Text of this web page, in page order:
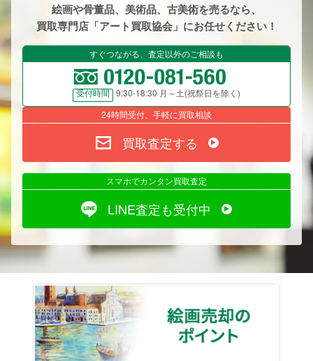
絵画や骨董品、美術品、古美術を売るなら、
買取専門店「アート買取協会」にお任せください！
すぐつながる、査定以外のご相談も
受付時間
9:30-18:30 月～土(祝祭日を除く)
24時間受付、手軽に買取相談
買取査定する
スマホでカンタン買取査定
LINE査定も受付中